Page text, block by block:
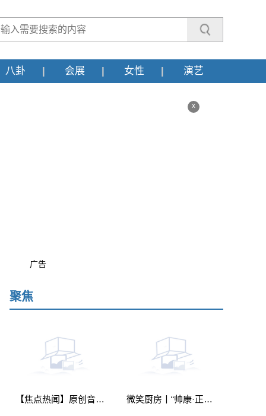
八卦 会展 女性 演艺
x
广告
聚焦
【焦点热闻】原创音乐人王源2023巡演官宣 携创作专辑《客厅狂欢》开启现场狂欢 微笑厨房丨“帅康·正当好”2023帅康品牌发布暨全国营销大会圆满成功